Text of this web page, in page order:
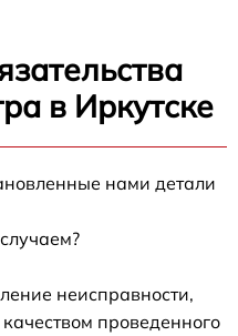
в Иркутске
нами детали
неисправности,
проведенного